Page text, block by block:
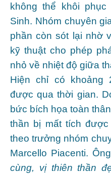
không thể khôi
Sinh. Nhóm chuyên
phần còn sót lại nhờ
kỹ thuật cho phép
nhỏ về nhiệt độ giữa
Hiện chỉ có khoảng
được qua thời gian.
bức bích họa toàn
thần bị mất tích
theo trưởng nhóm
Marcello Piacenti.
cùng, vị thiên thần